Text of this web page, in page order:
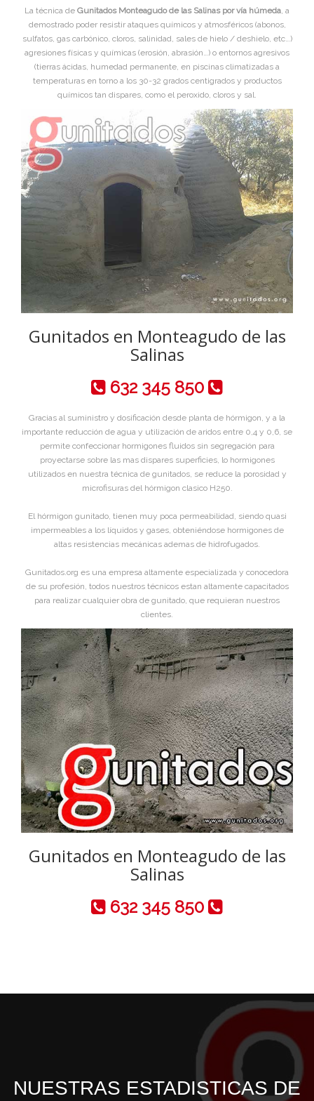
La técnica de Gunitados Monteagudo de las Salinas por vía húmeda, a
demostrado poder resistir ataques químicos y atmosféricos (abonos,
sulfatos, gas carbónico, cloros, salinidad, sales de hielo / deshielo, etc…)
agresiones físicas y químicas (erosión, abrasión…) o entornos agresivos
(tierras ácidas, humedad permanente, en piscinas climatizadas a
temperaturas en torno a los 30-32 grados centigrados y productos
químicos tan dispares, como el peroxido, cloros y sal.
Gunitados en Monteagudo de las
Salinas
632 345 850
Gracias al suministro y dosificación desde planta de hórmigon, y a la
importante reducción de agua y utilización de aridos entre 0,4 y 0,6, se
permite confeccionar hormigones fluidos sin segregación para
proyectarse sobre las mas dispares superficies, lo hormigones
utilizados en nuestra técnica de gunitados, se reduce la porosidad y
microfisuras del hórmigon clasico H250.
El hórmigon gunitado, tienen muy poca permeabilidad, siendo quasi
impermeables a los líquidos y gases, obteniéndose hormigones de
altas resistencias mecánicas ademas de hidrofugados.
Gunitados.org es una empresa altamente especializada y conocedora
de su profesión, todos nuestros técnicos estan altamente capacitados
para realizar cualquier obra de gunitado, que requieran nuestros
clientes.
Gunitados en Monteagudo de las
Salinas
632 345 850
NUESTRAS ESTADISTICAS DE